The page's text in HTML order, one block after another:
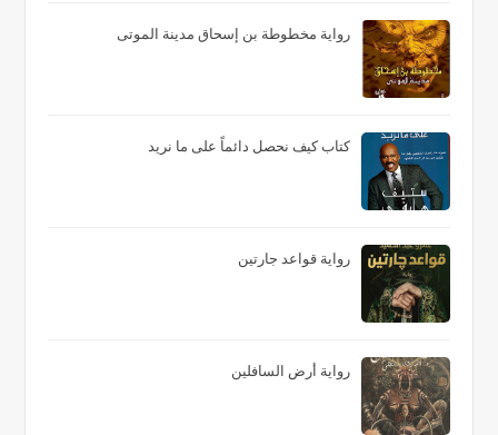
رواية مخطوطة بن إسحاق مدينة الموتى
كتاب كيف نحصل دائماً على ما نريد
رواية قواعد جارتين
رواية أرض السافلين